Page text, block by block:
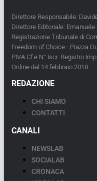
Direttore Responsabile:
Direttore Editoriale: Emanuele
Registrazione Tribunale di
Freedom of Choice - Piazza
PIVA Cf e N° Iscr. Registro
Online dal 14 febbraio 2018
REDAZIONE
CHI SIAMO
CONTATTI
CANALI
NEWSLAB
SOCIALAB
CRONACA